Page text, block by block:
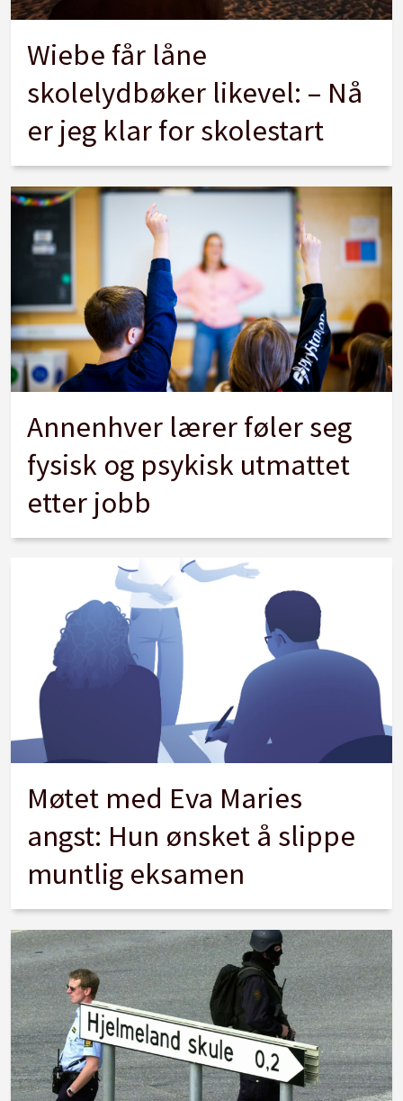
Wiebe får låne
skolelydbøker likevel: – Nå
er jeg klar for skolestart
Annenhver lærer føler seg
fysisk og psykisk utmattet
etter jobb
Møtet med Eva Maries
angst: Hun ønsket å slippe
muntlig eksamen